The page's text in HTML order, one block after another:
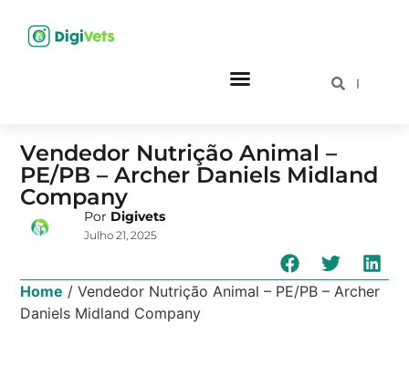
Vendedor Nutrição Animal –
PE/PB – Archer Daniels Midland
Company
Por Digivets
Julho 21, 2025
Home /Vendedor Nutrição Animal – PE/PB – Archer
Daniels Midland Company